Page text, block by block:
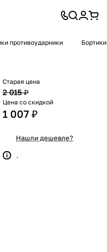
противоударники
Старая цена
2 015 ₽
Цена со скидкой
1 007 ₽
Нашли дешевле?
.